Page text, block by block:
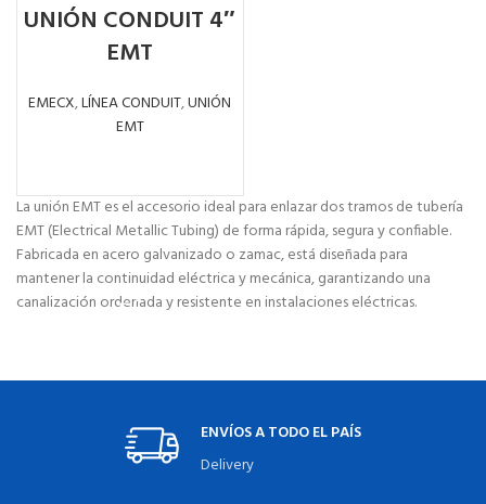
UNIÓN CONDUIT 4″
EMT
EMECX,LÍNEA CONDUIT,UNIÓN
EMT
La unión EMT es el accesorio ideal para enlazar dos tramos de tubería
EMT (Electrical Metallic Tubing) de forma rápida, segura y confiable.
Fabricada en acero galvanizado o zamac, está diseñada para
mantener la continuidad eléctrica y mecánica, garantizando una
canalización ordenada y resistente en instalaciones eléctricas.
ENVÍOS A TODO EL PAÍS
Delivery